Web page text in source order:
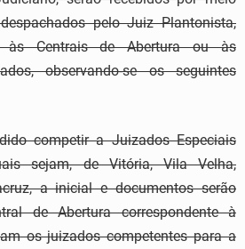
pelo Juiz Plantonista,
às Centrais de Abertura ou às
observando-se os seguintes
competir a Juizados Especiais
sejam, de Vitória, Vila Velha,
a inicial e documentos serão
de Abertura correspondente à
os juizados competentes para a